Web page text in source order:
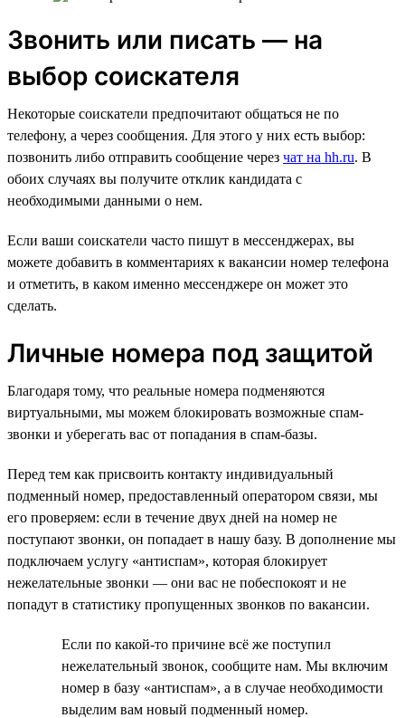
Звонить или писать — на
выбор соискателя
Некоторые соискатели предпочитают общаться не по
телефону, а через сообщения. Для этого у них есть выбор:
позвонить либо отправить сообщение через чат на hh.ru. В
обоих случаях вы получите отклик кандидата с
необходимыми данными о нем.
Если ваши соискатели часто пишут в мессенджерах, вы
можете добавить в комментариях к вакансии номер телефона
и отметить, в каком именно мессенджере он может это
сделать.
Личные номера под защитой
Благодаря тому, что реальные номера подменяются
виртуальными, мы можем блокировать возможные спам-
звонки и уберегать вас от попадания в спам-базы.
Перед тем как присвоить контакту индивидуальный
подменный номер, предоставленный оператором связи, мы
его проверяем: если в течение двух дней на номер не
поступают звонки, он попадает в нашу базу. В дополнение мы
подключаем услугу «антиспам», которая блокирует
нежелательные звонки — они вас не побеспокоят и не
попадут в статистику пропущенных звонков по вакансии.
Если по какой-то причине всё же поступил
нежелательный звонок, сообщите нам. Мы включим
номер в базу «антиспам», а в случае необходимости
выделим вам новый подменный номер.